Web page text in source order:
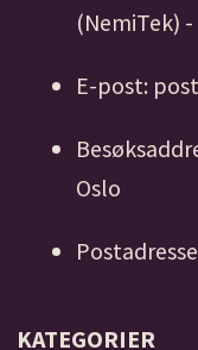
(NemiTek)
E-post:
Oslo
KATEGORIER